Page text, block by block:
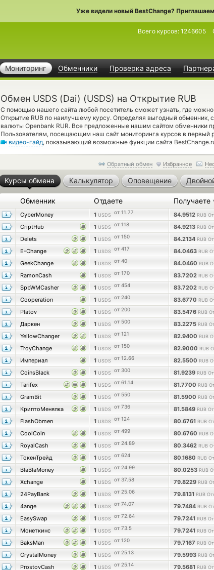
Уже видели новый BestChange?
Мониторинг Обменники Проверка адреса
Всего курсов: 1246605
Обмен USDS (Dai) (USDS) на Открытие RUB
С помощью нашего сайта любой посетитель сможет узнать, где можно
Открытие RUB по наилучшему курсу. Определяя выгодный обменник,
валюты Openbank RUR. Все предложенные нашим сайтом обменники
Пользователям, посещающим наш сайт мониторинга курсов в первый
видео-гайд, показывающий возможные функции сайта
Обратный обмен Избранное
Курсы обмена Калькулятор Оповещение
Обменник Отдаете Получаете
CyberMoney 1 USDS от 11.77 84.9512 RUB
CriptHub
1 USDS от 118 84.9213 RUB
Delets
1 USDS от 150 84.2134 RUB
E-Change
1 USDS от 417 84.0463 RUB
GeekChange
1 USDS от 40 84.0460 RUB
RamonCash
1 USDS от 170 83.7202 RUB
SpbWMCasher
1 USDS от 454 83.7202 RUB
Cooperation
1 USDS от 240 83.6770 RUB
Platov
1 USDS от 200 83.5476 RUB
Даркен
1 USDS от 500 83.2275 RUB
YellowChanger
1 USDS от 121 82.9400 RUB
TroyChange
1 USDS от 150 82.9000 RUB
Империал
1 USDS от 12.66 82.5500 RUB
CoinsBlack
1 USDS от 300 81.9239 RUB
Tarifex
1 USDS от 61.14 81.7700 RUB
GramBit
1 USDS от 550 81.5900 RUB
КриптоМенялка
1 USDS от 736 81.5849 RUB
FlashObmen
1 USDS от 124 80.6761 RUB
CoolCoin
1 USDS от 499 80.6760 RUB
RoyalCash
1 USDS от 24.89 80.3462 RUB
ТокенТрейд
1 USDS от 624 80.1680 RUB
BlaBlaMoney
1 USDS от 24.99 80.0253 RUB
Xchange
1 USDS от 37.58 79.8229 RUB
24PayBank
1 USDS от 25.06 79.8131 RUB
4ange
1 USDS от 74.07 79.7484 RUB
EasySwap
1 USDS от 72.64 79.7241 RUB
Монеткинс
1 USDS от 73.5 79.7241 RUB
BaksMan
1 USDS от 120 79.7167 RUB
CrystalMoney
1 USDS от 25.13 79.5993 RUB
ProstovCash
1 USDS от 25.14 79.5681 RUB